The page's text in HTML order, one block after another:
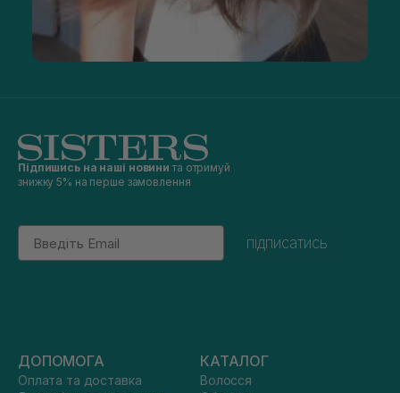
Підпишись на наші новини та отримуй
знижку 5% на перше замовлення
Email
підписатись
ДОПОМОГА
Оплата та доставка
КАТАЛОГ
Волосся